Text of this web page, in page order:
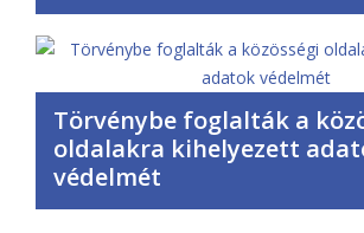
Törvénybe foglalták a
oldalakra kihelyezett
védelmét